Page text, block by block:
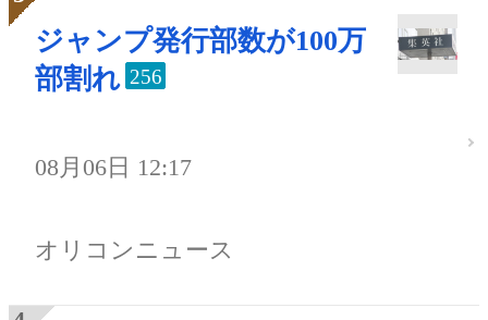
ジャンプ発行部数が100万
部割れ 256
08月06日 12:17
オリコンニュース